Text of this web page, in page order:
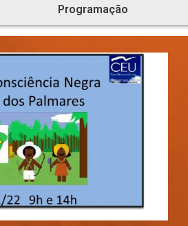
Programação